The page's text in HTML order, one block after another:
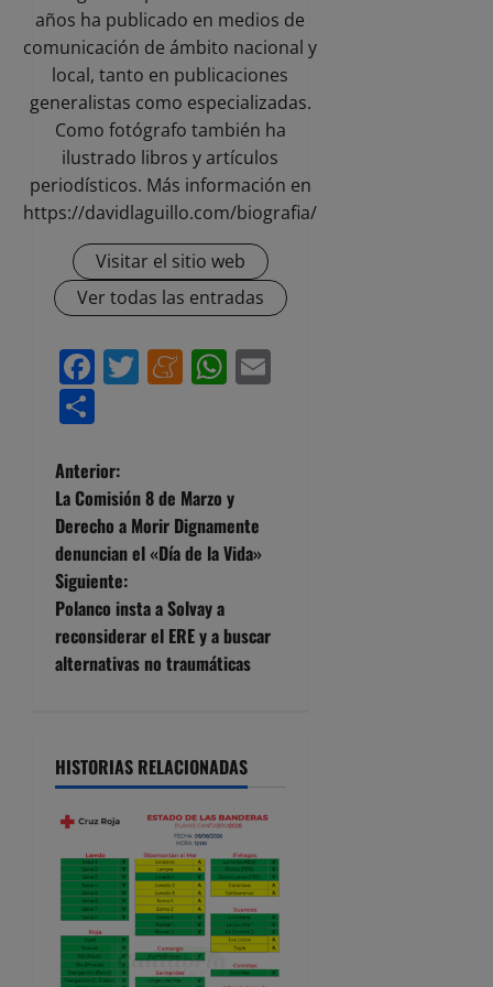
años ha publicado en medios de
comunicación de ámbito nacional y
local, tanto en publicaciones
generalistas como especializadas.
Como fotógrafo también ha
ilustrado libros y artículos
periodísticos. Más información en
https://davidlaguillo.com/biografia/
Visitar el sitio web
Ver todas las entradas
Facebook
Twitter
Meneame
WhatsApp
N
a
v
e
g
c
i
ó
n
d
Anterior:
La Comisión 8 de Marzo y
Derecho a Morir Dignamente
denuncian el «Día de la Vida»
Siguiente:
Polanco insta a Solvay a
reconsiderar el ERE y a buscar
alternativas no traumáticas
HISTORIAS RELACIONADAS